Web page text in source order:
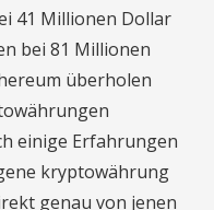
41 Millionen Dollar
bei 81 Millionen
überholen
einige Erfahrungen
kryptowährung
genau von jenen